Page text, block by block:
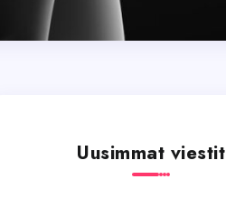
Uusimmat viestit